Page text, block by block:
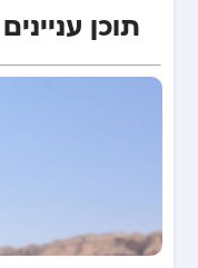
תוכן עניינים